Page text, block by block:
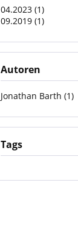
04.2023 (1)
09.2019 (1)
Autoren
Jonathan Barth (1)
Tags